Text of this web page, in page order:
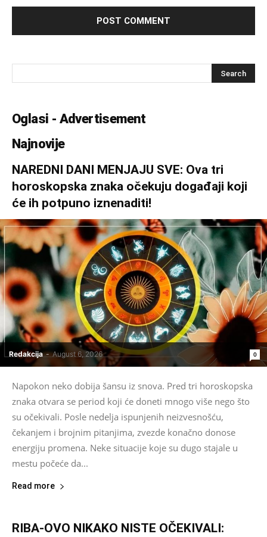
Oglasi - Advertisement
Najnovije
NAREDNI DANI MENJAJU SVE: Ova tri
horoskopska znaka očekuju događaji koji
će ih potpuno iznenaditi!
Redakcija - August 6, 2026 0
Napokon neko dobija šansu iz snova. Pred tri horoskopska
znaka otvara se period koji će doneti mnogo više nego što
su očekivali. Posle nedelja ispunjenih neizvesnošću,
čekanjem i brojnim pitanjima, zvezde konačno donose
energiju promena. Neke situacije koje su dugo stajale u
mestu počeće da...
Read more
RIBA-OVO NIKAKO NISTE OČEKIVALI: